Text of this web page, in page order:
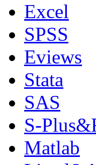
Excel
SPSS
Eviews
Stata
SAS
S-
Matlab